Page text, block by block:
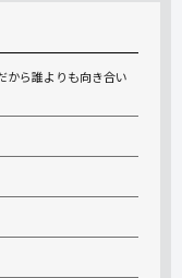
から誰よりも向き合い